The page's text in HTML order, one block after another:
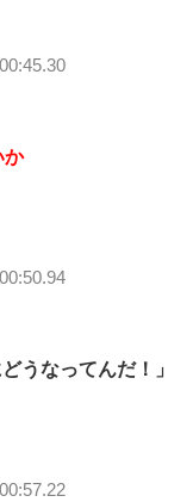
か
うなってんだ！」